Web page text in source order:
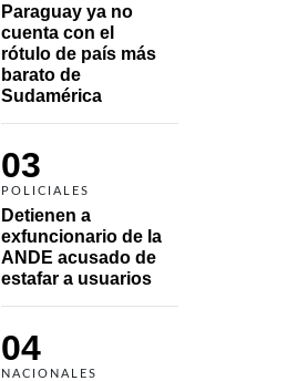
Paraguay ya no
cuenta con el
rótulo de país más
barato de
Sudamérica
03
POLICIALES
Detienen a
exfuncionario de la
ANDE acusado de
estafar a usuarios
04
NACIONALES